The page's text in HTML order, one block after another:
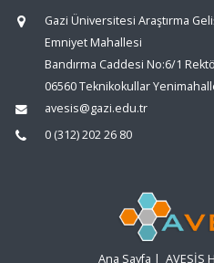
Gazi Üniversitesi Araştırma
Emniyet Mahallesi
Bandırma Caddesi No:6/1
06560 Teknikokullar
avesis@gazi.edu.tr
0 (312) 202 26 80
Ana Sayfa | AVESİS